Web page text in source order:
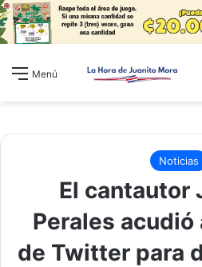
Menú
Noticias
El cantautor
Perales acudió
de Twitter para